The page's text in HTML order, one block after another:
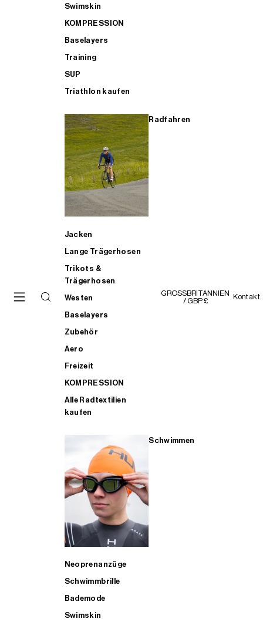
Swimskin
KOMPRESSION
Baselayers
Training
SUP
Triathlon kaufen
Radfahren
Jacken
Lange Trägerhosen
Trikots &
Trägerhosen
Westen
Baselayers
Zubehör
Aero
Freizeit
KOMPRESSION
Alle Radtextilien
kaufen
Schwimmen
Neoprenanzüge
Schwimmbrille
Bademode
Swimskin
GROSSBRITANNIEN
/ GBP £
Kontakt